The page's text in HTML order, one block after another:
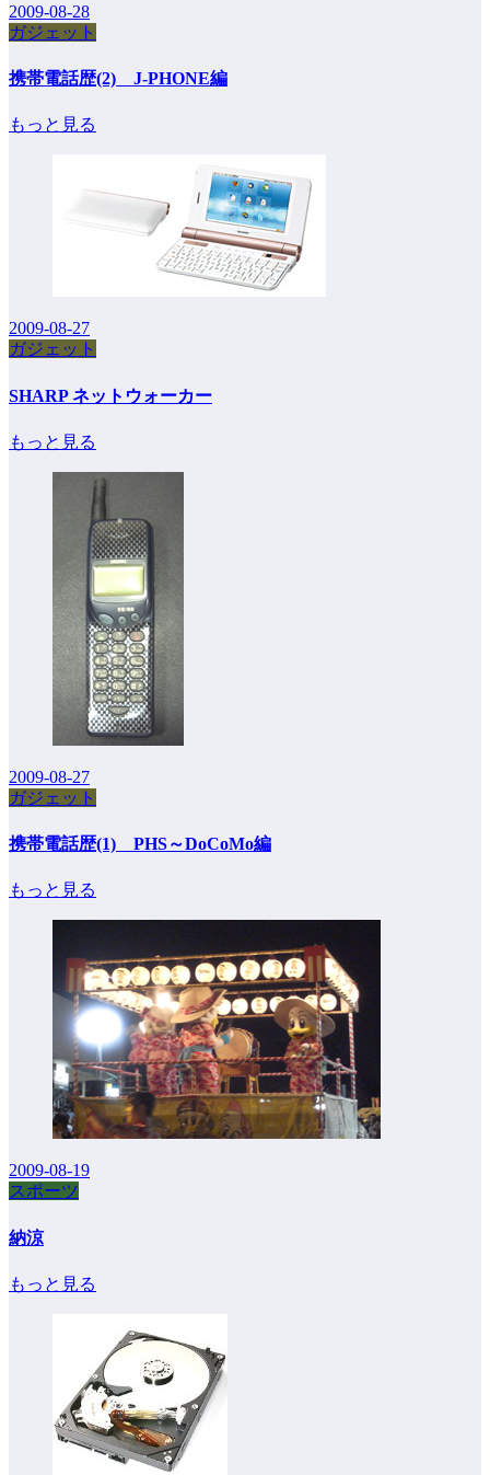
2009-08-28
ガジェット
携帯電話歴(2) J-PHONE編
もっと見る
2009-08-27
ガジェット
SHARP ネットウォーカー
もっと見る
2009-08-27
ガジェット
携帯電話歴(1) PHS～DoCoMo編
もっと見る
2009-08-19
スポーツ
納涼
もっと見る